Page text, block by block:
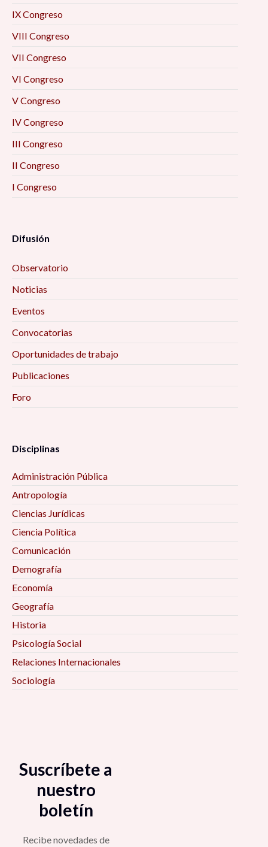
IX Congreso
VIII Congreso
VII Congreso
VI Congreso
V Congreso
IV Congreso
III Congreso
II Congreso
I Congreso
Difusión
Observatorio
Noticias
Eventos
Convocatorias
Oportunidades de trabajo
Publicaciones
Foro
Disciplinas
Administración Pública
Antropología
Ciencias Jurídicas
Ciencia Política
Comunicación
Demografía
Economía
Geografía
Historia
Psicología Social
Relaciones Internacionales
Sociología
Suscríbete a
nuestro
boletín
Recibe novedades de